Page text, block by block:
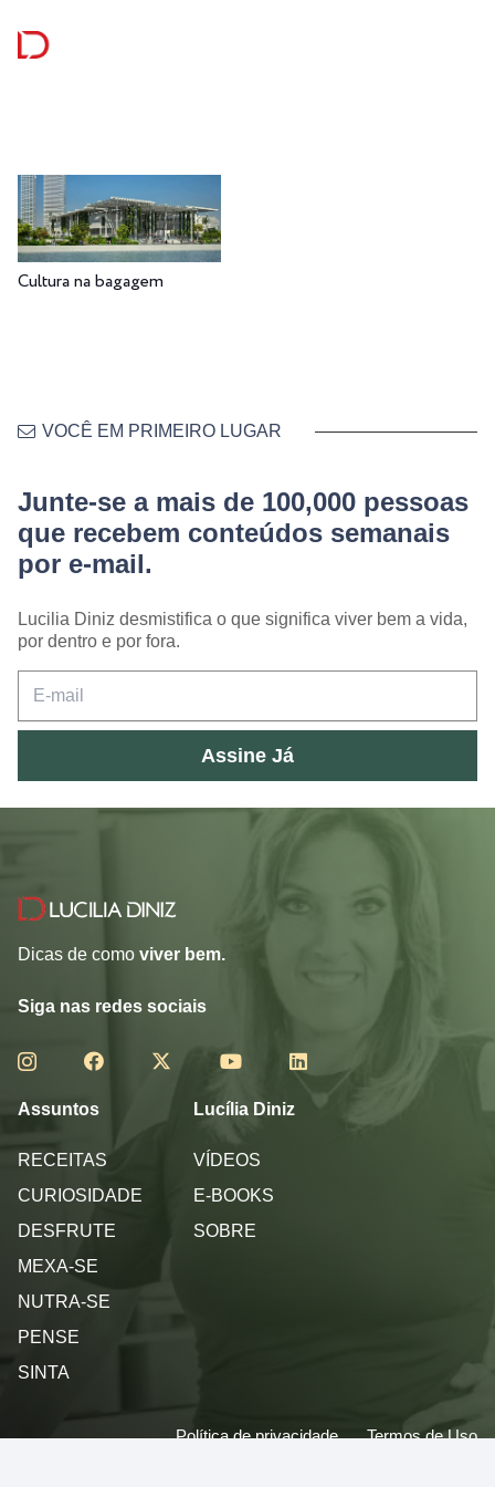
Cultura na bagagem
VOCÊ EM PRIMEIRO LUGAR
Junte-se a mais de 100,000 pessoas
que recebem conteúdos semanais
por e-mail.
Lucilia Diniz desmistifica o que significa viver bem a vida,
por dentro e por fora.
Assine Já
Dicas de como viver bem.
Siga nas redes sociais
Assuntos
RECEITAS
CURIOSIDADE
DESFRUTE
MEXA-SE
NUTRA-SE
PENSE
SINTA
Lucília Diniz
VÍDEOS
E-BOOKS
SOBRE
Política de privacidade Termos de Uso